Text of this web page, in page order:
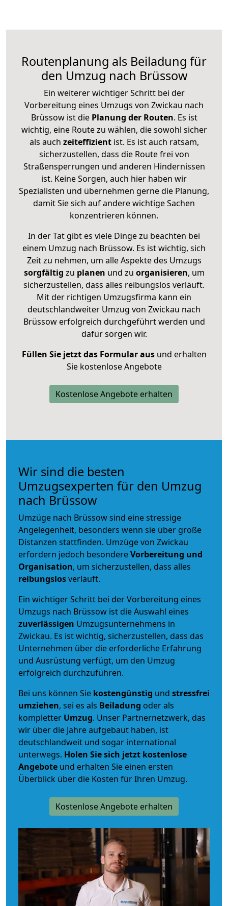
Routenplanung als Beiladung für
den Umzug nach Brüssow
Ein weiterer wichtiger Schritt bei der
Vorbereitung eines Umzugs von Zwickau nach
Brüssow ist diePlanung der Routen. Es ist
wichtig, eine Route zu wählen, die sowohl sicher
als auch zeiteffizientist. Es ist auch ratsam,
sicherzustellen, dass die Route frei von
Straßensperrungen und anderen Hindernissen
ist. Keine Sorgen, auch hier haben wir
Spezialisten und übernehmen gerne die Planung,
damit Sie sich auf andere wichtige Sachen
konzentrieren können.
In der Tat gibt es viele Dinge zu beachten bei
einem Umzug nach Brüssow. Es ist wichtig, sich
Zeit zu nehmen, um alle Aspekte des Umzugs
sorgfältig zu planen und zu organisieren, um
sicherzustellen, dass alles reibungslos verläuft.
Mit der richtigen Umzugsfirma kann ein
deutschlandweiter Umzug von Zwickau nach
Brüssow erfolgreich durchgeführt werden und
dafür sorgen wir.
Füllen Sie jetzt das Formular ausund erhalten
Sie kostenlose Angebote
Kostenlose Angebote erhalten
Wir sind die besten
Umzugsexperten für den Umzug
nach Brüssow
Umzüge nach Brüssow sind eine stressige
Angelegenheit, besonders wenn sie über große
Distanzen stattfinden. Umzüge von Zwickau
erfordern jedoch besondereVorbereitung und
Organisation, um sicherzustellen, dass alles
reibungslosverläuft.
Ein wichtiger Schritt bei der Vorbereitung eines
Umzugs nach Brüssow ist die Auswahl eines
zuverlässigen Umzugsunternehmens in
Zwickau. Es ist wichtig, sicherzustellen, dass das
Unternehmen über die erforderliche Erfahrung
und Ausrüstung verfügt, um den Umzug
erfolgreich durchzuführen.
Bei uns können Sie kostengünstig und stressfrei
umziehen, sei es als Beiladung oder als
kompletter Umzug. Unser Partnernetzwerk, das
wir über die Jahre aufgebaut haben, ist
deutschlandweit und sogar international
unterwegs. Holen Sie sich jetzt kostenlose
Angebote und erhalten Sie einen ersten
Überblick über die Kosten für Ihren Umzug.
Kostenlose Angebote erhalten